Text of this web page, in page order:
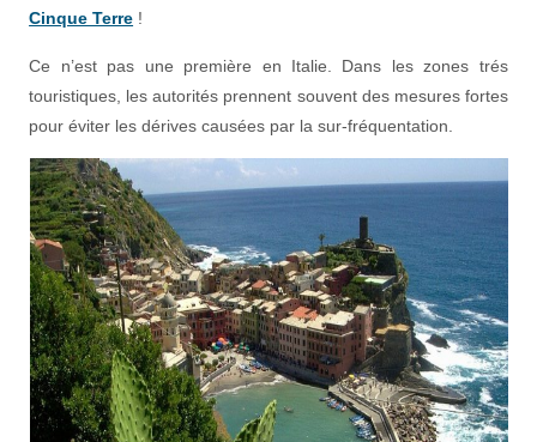
Cinque Terre !
Ce n’est pas une première en Italie. Dans les zones trés
touristiques, les autorités prennent souvent des mesures fortes
pour éviter les dérives causées par la sur-fréquentation.